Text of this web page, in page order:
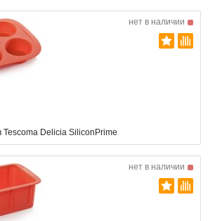
нет в наличии
Delicia SiliconPrime
нет в наличии